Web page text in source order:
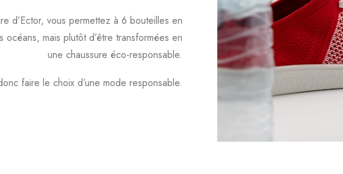
d’Ector, vous permettez à 6 bouteilles en
mais plutôt d’être transformées en
une chaussure éco-responsable.
faire le choix d’une mode responsable.